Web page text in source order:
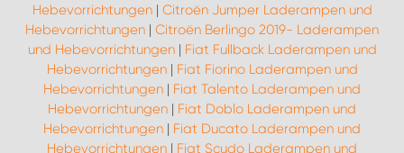
Hebevorrichtungen| Citroën Jumper Laderampen und
Hebevorrichtungen | Citroën Berlingo 2019- Laderampen
und Hebevorrichtungen| Fiat Fullback Laderampen und
Hebevorrichtungen| Fiat Fiorino Laderampen und
Hebevorrichtungen | Fiat Talento Laderampen und
Hebevorrichtungen | Fiat Doblo Laderampen und
Hebevorrichtungen | Fiat Ducato Laderampen und
Hebevorrichtungen | Fiat Scudo Laderampen und